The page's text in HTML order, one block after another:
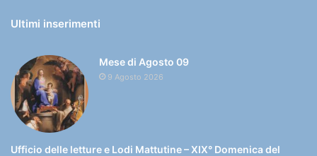
Ultimi inserimenti
Mese di Agosto 09
9 Agosto 2026
Ufficio delle letture e Lodi Mattutine – XIX° Domenica del